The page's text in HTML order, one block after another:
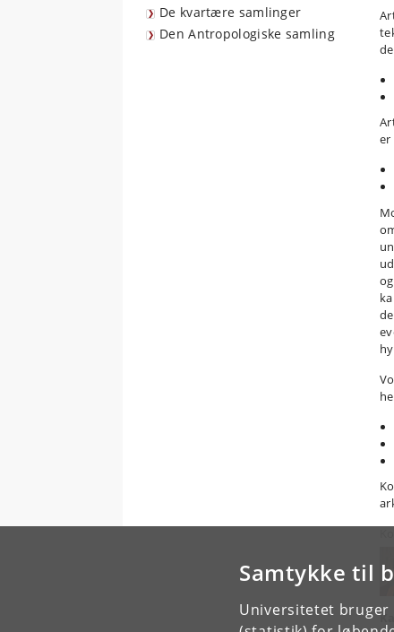
Samtykke til
Universitetet
De kvartære samlinger
Den Antropologiske samling
er